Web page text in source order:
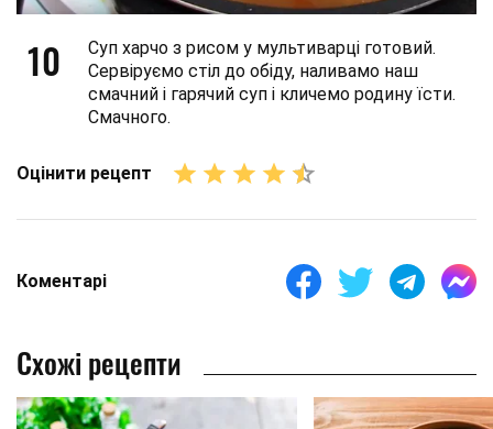
10
Суп харчо з рисом у мультиварці готовий.
Сервіруємо стіл до обіду, наливамо наш
смачний і гарячий суп і кличемо родину їсти.
Смачного.
Оцінити рецепт
Коментарі
Схожі рецепти